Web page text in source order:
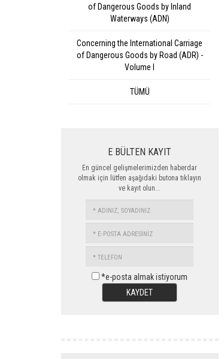
of Dangerous Goods by Inland
Waterways (ADN)
Concerning the International Carriage
of Dangerous Goods by Road (ADR) -
Volume I
TÜMÜ
E BÜLTEN KAYIT
En güncel gelişmelerimizden haberdar
olmak için lütfen aşağıdaki butona tıklayın
ve kayıt olun...
*e-posta almak istiyorum
KAYDET